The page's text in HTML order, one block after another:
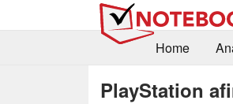
Home
PlayStation